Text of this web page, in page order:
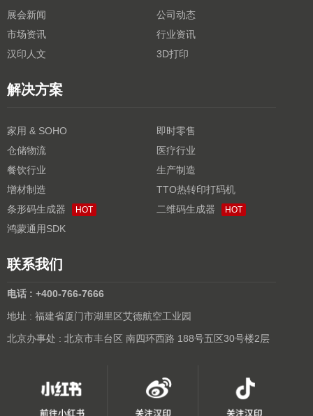
展会新闻
公司动态
市场资讯
行业资讯
汉印人文
3D打印
解决方案
家用 & SOHO
即时零售
仓储物流
医疗行业
餐饮行业
生产制造
增材制造
TTO热转印打码机
条形码生成器
HOT 二维码生成器 HOT
鸿蒙通用SDK
联系我们
电话 : +400-766-7666
地址 : 福建省厦门市湖里区艾德航空工业园
北京办事处 : 北京市丰台区 南四环西路 188号五区30号楼2层